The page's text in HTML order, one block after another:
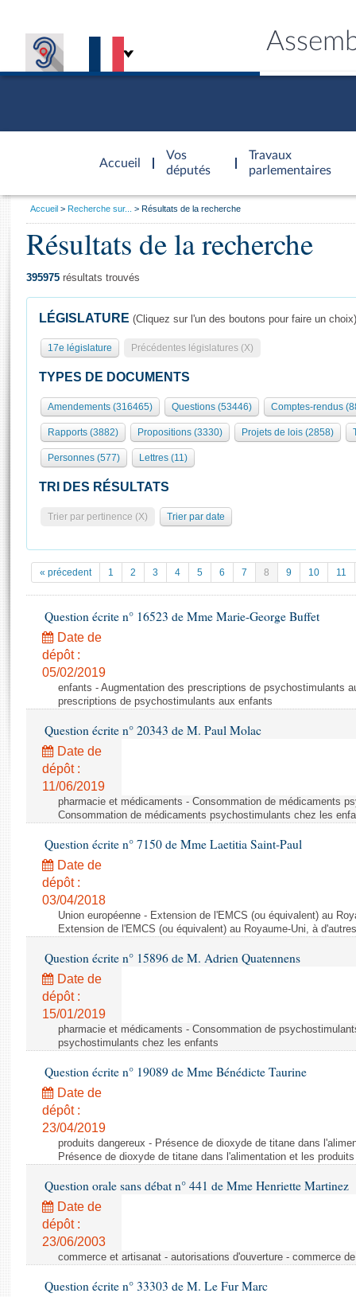
Accueil
d'accueil
Vos
députés
Travaux
parlementaires
Présidence
577 députés
Groupes politiques
Élections législatives
Séance publique
Commissions et autres organes
Europe et International
Contrôle et évaluation
Congrès
Pétitions
Documents parlementaires
Propositions de loi
Amendements
Textes adoptés
Rapports d'information
Rapports législatifs
Rapports sur l'application des lois
Baromètre de l’application des lois
Dossiers législatifs
Budget et sécurité sociale
Questions écrites et orales
Comptes rendus des débats
Général
Rôle et pouvoirs de l'Assemblée
Organisation de l'Assemblée
Présidence Conférence des Présidents Bureau Collège des
Statistiques et chiffres clés
Transparence et déontologie
Histoire
Juniors
Anciennes législatures
Liens vers les sites publics
Visiter l'Assemblée
Visite virtuelle du palais Bourbon
Assister à une séance
Accès des chercheurs à l’Assemblée
Les évènements
Les archives
Photos libres de droit
Vous
Accueil Recherche sur... Résultats de la recherche
Résultats de la recherche
395975 résultats trouvés
LÉGISLATURE (Cliquez sur l'un des boutons pour faire un choix)
17e législature Précédentes législatures (X)
TYPES DE DOCUMENTS
Amendements (316465) Questions (53446) Comptes-rendus
Rapports (3882) Propositions (3330) Projets de lois (2858)
Personnes (577) Lettres (11)
TRI DES RÉSULTATS
Trier par pertinence (X) Trier par date
« précedent 1 2 3 4 5 6 7 8 9 10 11
Question écrite n° 16523 de Mme Marie-George Buffet
Date de
dépôt :
05/02/2019
enfants - Augmentation des prescriptions de psychostimulants
prescriptions de psychostimulants aux enfants
Question écrite n° 20343 de M. Paul Molac
Date de
dépôt :
11/06/2019
pharmacie et médicaments - Consommation de médicaments
Consommation de médicaments psychostimulants chez les
Question écrite n° 7150 de Mme Laetitia Saint-Paul
Date de
dépôt :
03/04/2018
Union européenne - Extension de l'EMCS (ou équivalent) au
Extension de l'EMCS (ou équivalent) au Royaume-Uni, à
Question écrite n° 15896 de M. Adrien Quatennens
Date de
dépôt :
15/01/2019
pharmacie et médicaments - Consommation de
psychostimulants chez les enfants
Question écrite n° 19089 de Mme Bénédicte Taurine
Date de
dépôt :
23/04/2019
produits dangereux - Présence de dioxyde de titane dans
Présence de dioxyde de titane dans l'alimentation et les
Question orale sans débat n° 441 de Mme Henriette Martinez
Date de
dépôt :
23/06/2003
commerce et artisanat - autorisations d'ouverture - commerce
Question écrite n° 33303 de M. Le Fur Marc